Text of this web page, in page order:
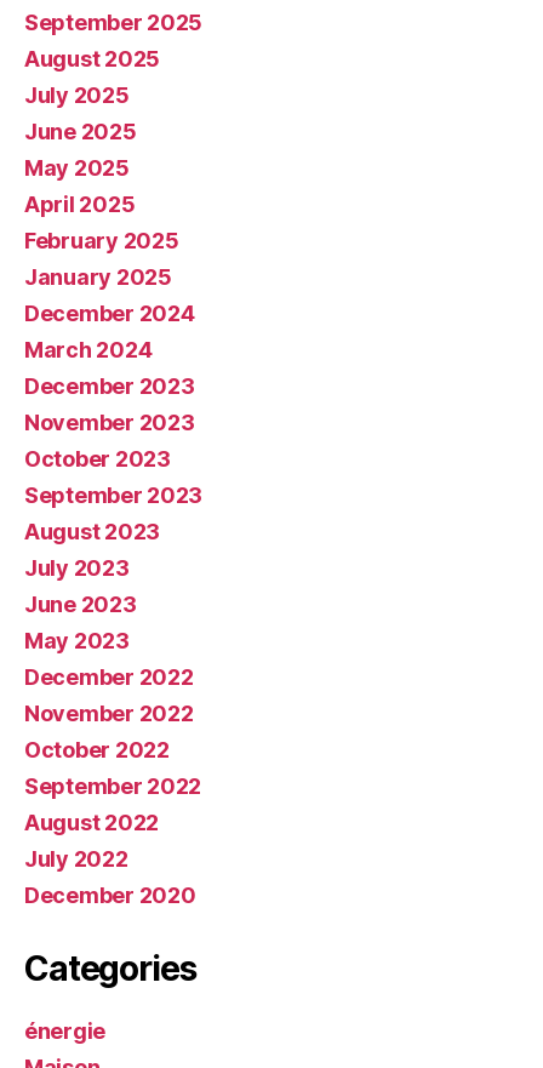
September 2025
August 2025
July 2025
June 2025
May 2025
April 2025
February 2025
January 2025
December 2024
March 2024
December 2023
November 2023
October 2023
September 2023
August 2023
July 2023
June 2023
May 2023
December 2022
November 2022
October 2022
September 2022
August 2022
July 2022
December 2020
Categories
énergie